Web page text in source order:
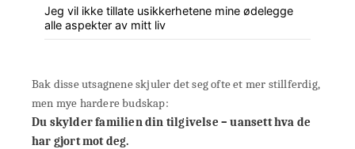
Jeg vil ikke tillate usikkerhetene mine ødelegge
alle aspekter av mitt liv
Bak disse utsagnene skjuler det seg ofte et mer stillferdig,
men mye hardere budskap:
Du skylder familien din tilgivelse – uansett hva de
har gjort mot deg.